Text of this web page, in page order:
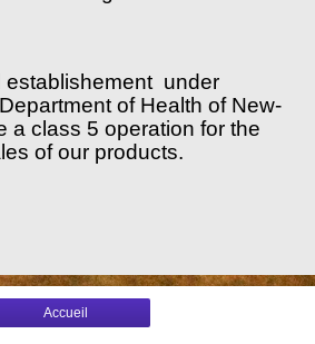
under
of Health of New-
a class 5 operation for the
of our products.
Accueil